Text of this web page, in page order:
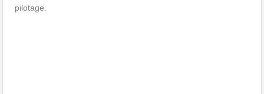
pilotage.